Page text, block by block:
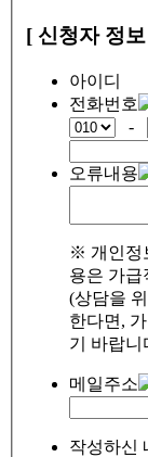
[ 신청자 정
아이디
전화번호
-
오류내용
※ 개인정
용은 가급
(상담을
한다면,
기 바랍니
메일주소
작성하신